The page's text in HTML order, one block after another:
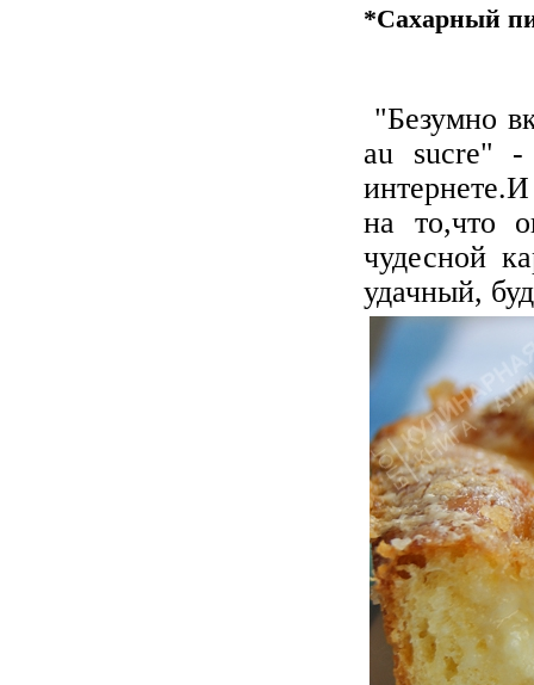
*Сахарный
"Безумно
au sucre" -
интернете.И
на то,что
чудесной
удачный,